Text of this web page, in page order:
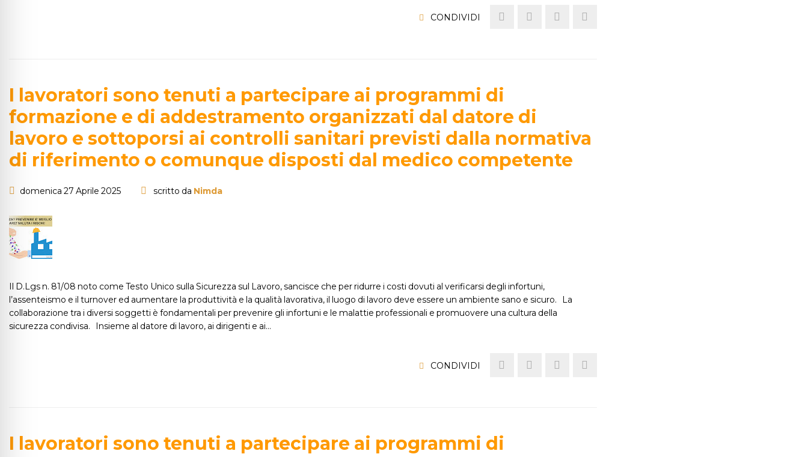
CONDIVIDI
I lavoratori sono tenuti a partecipare ai programmi di
formazione e di addestramento organizzati dal datore di
lavoro e sottoporsi ai controlli sanitari previsti dalla normativa
di riferimento o comunque disposti dal medico competente
domenica 27 Aprile 2025 scritto da Nimda
Il D.Lgs n. 81/08 noto come Testo Unico sulla Sicurezza sul Lavoro, sancisce che per ridurre i costi dovuti al verificarsi degli infortuni,
l’assenteismo e il turnover ed aumentare la produttività e la qualità lavorativa, il luogo di lavoro deve essere un ambiente sano e sicuro. La
collaborazione tra i diversi soggetti è fondamentali per prevenire gli infortuni e le malattie professionali e promuovere una cultura della
sicurezza condivisa. Insieme al datore di lavoro, ai dirigenti e ai…
CONDIVIDI
I lavoratori sono tenuti a partecipare ai programmi di